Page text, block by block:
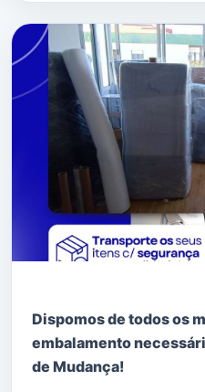
Não arrisque, cuide das
pessoas com muito má
Opte por empresas de
documentação sobre a
de Pessoal
Verifique como deve
mudanças, antes e
Mudanças
Dispomos de todos os
embalamento
de Mudança!